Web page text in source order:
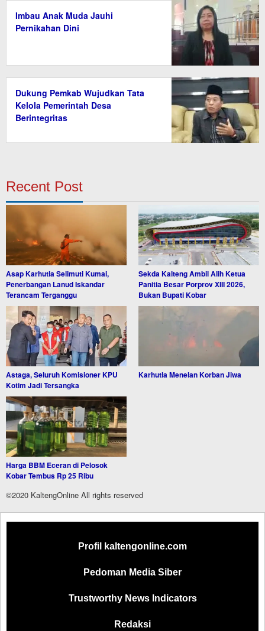
Imbau Anak Muda Jauhi
Pernikahan Dini
Dukung Pemkab Wujudkan Tata
Kelola Pemerintah Desa
Berintegritas
Recent Post
Asap Karhutla Selimuti Kumai,
Penerbangan Lanud Iskandar
Terancam Terganggu
Sekda Kalteng Ambil Alih Ketua
Panitia Besar Porprov XIII 2026,
Bukan Bupati Kobar
Astaga, Seluruh Komisioner KPU
Kotim Jadi Tersangka
Karhutla Menelan Korban Jiwa
Harga BBM Eceran di Pelosok
Kobar Tembus Rp 25 Ribu
©2020 KaltengOnline All rights reserved
Profil kaltengonline.com
Pedoman Media Siber
Trustworthy News Indicators
Redaksi